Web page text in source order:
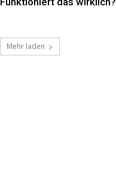
Mehr laden